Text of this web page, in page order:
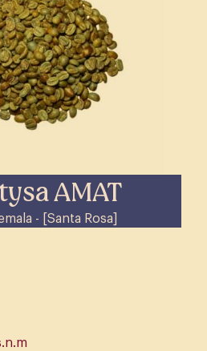
AMAT
- [Santa Rosa]